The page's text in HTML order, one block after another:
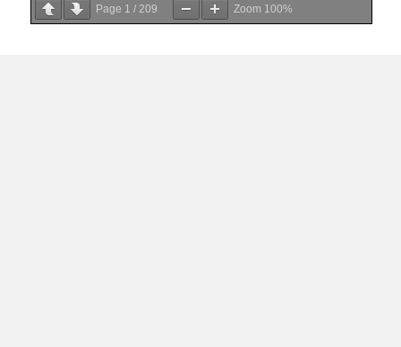
Page 1 / 209 Zoom 100%